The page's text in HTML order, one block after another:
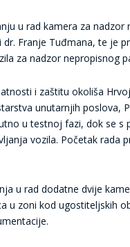
u rad kamera za
Franje Tuđmana, te je
za nadzor nepropisnog
i zaštitu okoliša
unutarnjih poslova,
u testnoj fazi, dok se s
vozila. Početak rada
u rad dodatne dvije
u zoni kod ugostiteljskih